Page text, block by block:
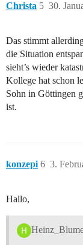
Christa 30.
5
Das stimmt
die Situation
sieht’s wieder
Kollege hat schon
Sohn in Göttingen
ist.
konzepi 3.
6
Hallo,